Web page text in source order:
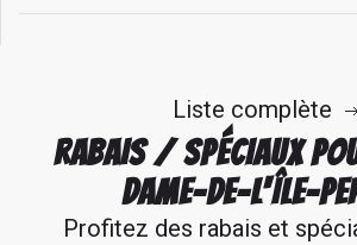
Liste complète
RABAIS / SPÉCIAUX
DAME-DE-L'ÎLE-
Profitez des rabais et